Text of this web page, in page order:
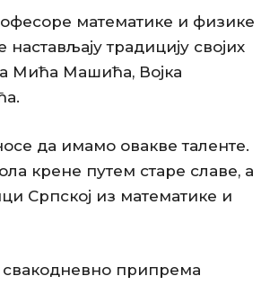
математике и физике
традицију својих
Мића Машића, Војка
да имамо овакве таленте.
крене путем старе славе, а
Српској из математике и
припрема